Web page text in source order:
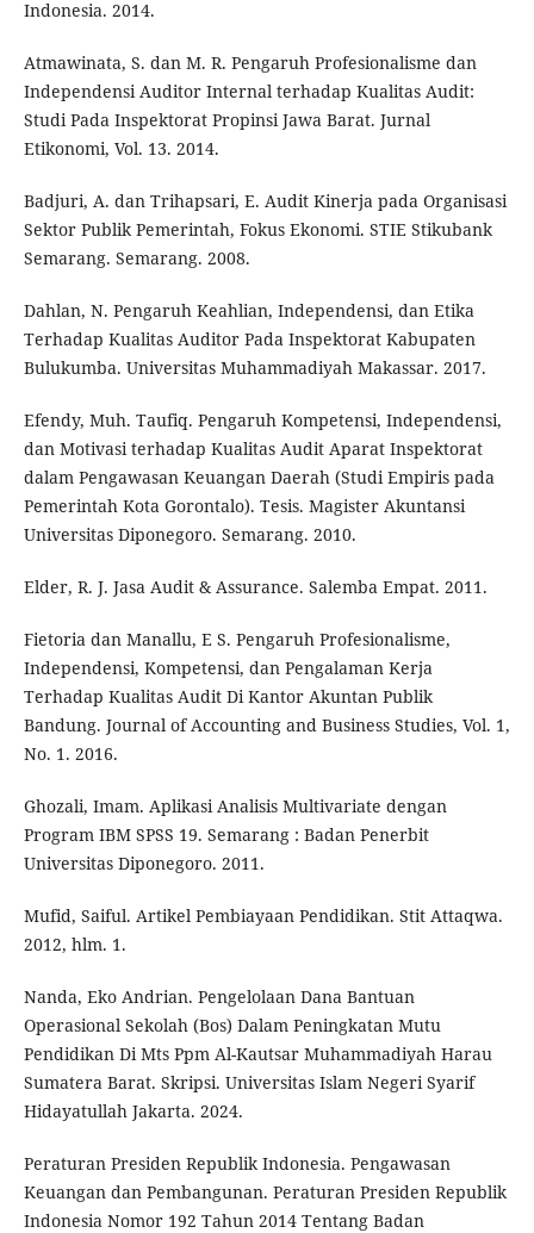
Indonesia. 2014.
Atmawinata, S. dan M. R. Pengaruh Profesionalisme dan
Independensi Auditor Internal terhadap Kualitas Audit:
Studi Pada Inspektorat Propinsi Jawa Barat. Jurnal
Etikonomi, Vol. 13. 2014.
Badjuri, A. dan Trihapsari, E. Audit Kinerja pada Organisasi
Sektor Publik Pemerintah, Fokus Ekonomi. STIE Stikubank
Semarang. Semarang. 2008.
Dahlan, N. Pengaruh Keahlian, Independensi, dan Etika
Terhadap Kualitas Auditor Pada Inspektorat Kabupaten
Bulukumba. Universitas Muhammadiyah Makassar. 2017.
Efendy, Muh. Taufiq. Pengaruh Kompetensi, Independensi,
dan Motivasi terhadap Kualitas Audit Aparat Inspektorat
dalam Pengawasan Keuangan Daerah (Studi Empiris pada
Pemerintah Kota Gorontalo). Tesis. Magister Akuntansi
Universitas Diponegoro. Semarang. 2010.
Elder, R. J. Jasa Audit & Assurance. Salemba Empat. 2011.
Fietoria dan Manallu, E S. Pengaruh Profesionalisme,
Independensi, Kompetensi, dan Pengalaman Kerja
Terhadap Kualitas Audit Di Kantor Akuntan Publik
Bandung. Journal of Accounting and Business Studies, Vol. 1,
No. 1. 2016.
Ghozali, Imam. Aplikasi Analisis Multivariate dengan
Program IBM SPSS 19. Semarang : Badan Penerbit
Universitas Diponegoro. 2011.
Mufid, Saiful. Artikel Pembiayaan Pendidikan. Stit Attaqwa.
2012, hlm. 1.
Nanda, Eko Andrian. Pengelolaan Dana Bantuan
Operasional Sekolah (Bos) Dalam Peningkatan Mutu
Pendidikan Di Mts Ppm Al-Kautsar Muhammadiyah Harau
Sumatera Barat. Skripsi. Universitas Islam Negeri Syarif
Hidayatullah Jakarta. 2024.
Peraturan Presiden Republik Indonesia. Pengawasan
Keuangan dan Pembangunan. Peraturan Presiden Republik
Indonesia Nomor 192 Tahun 2014 Tentang Badan